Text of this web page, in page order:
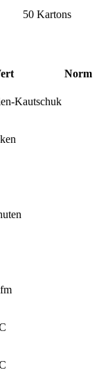
50 Kartons
Norm
Kautschuk